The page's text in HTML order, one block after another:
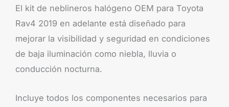
El kit de neblineros halógeno OEM para Toyota
Rav4 2019 en adelante está diseñado para
mejorar la visibilidad y seguridad en condiciones
de baja iluminación como niebla, lluvia o
conducción nocturna.
Incluye todos los componentes necesarios para